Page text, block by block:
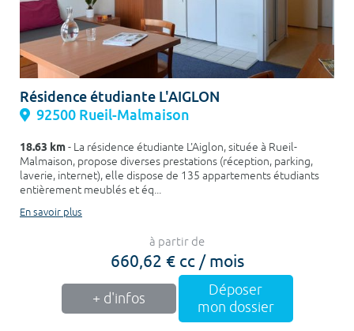
Résidence étudiante L'AIGLON
92500 Rueil-Malmaison
18.63 km- La résidence étudiante L'Aiglon, située à Rueil-
Malmaison, propose diverses prestations (réception, parking,
laverie, internet), elle dispose de 135 appartements étudiants
entièrement meublés et éq...
En savoir plus
à partir de
660,62 € cc / mois
+ d'infos
Déposer
mon dossier